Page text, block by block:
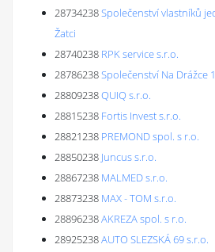
28734238Společenství vlastníků
Žatci
28740238 RPK service s.r.o.
28786238Společenství Na Drážce
28809238QUIQ s.r.o.
28815238 Fortis Invest s.r.o.
28821238 PREMOND spol. s r.o.
28850238 Juncus s.r.o.
28867238 MALMED s.r.o.
28873238 MAX - TOM s.r.o.
28896238AKREZA spol. s r.o.
28925238AUTO SLEZSKÁ 69 s.r.o.